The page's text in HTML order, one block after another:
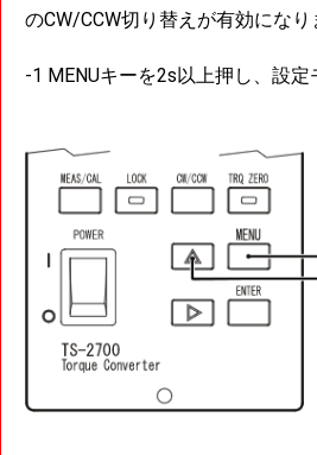
のCW/CCW切り替えが有効になり
-1 MENUキーを2s以上押し、設定